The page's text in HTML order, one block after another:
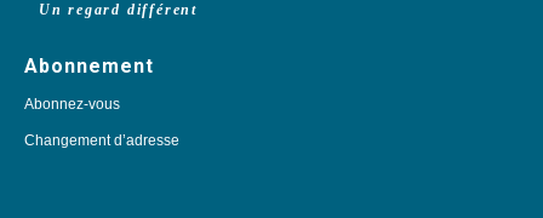
Un regard différent
Abonnement
Abonnez-vous
Changement d’adresse